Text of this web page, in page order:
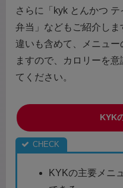
さらに「kyk とんかつ
弁当」などもご紹介し
違いも含めて、メニュ
ますので、カロリーを
てください。
KYK
KYKの主要メニ